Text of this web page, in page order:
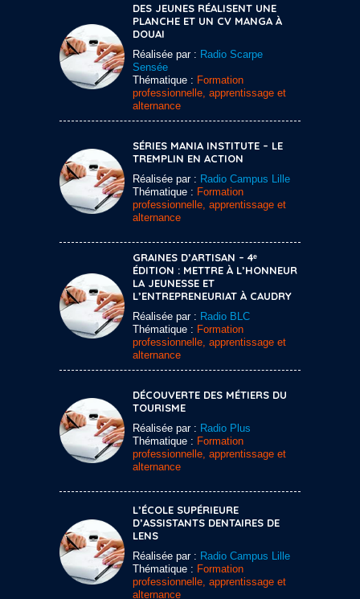
DES JEUNES RÉALISENT UNE
PLANCHE ET UN CV MANGA À
DOUAI
Réalisée par : Radio Scarpe
Sensée
Thématique : Formation
professionnelle, apprentissage et
alternance
SÉRIES MANIA INSTITUTE – LE
TREMPLIN EN ACTION
Réalisée par : Radio Campus Lille
Thématique : Formation
professionnelle, apprentissage et
alternance
GRAINES D’ARTISAN – 4ᵉ
ÉDITION : METTRE À L’HONNEUR
LA JEUNESSE ET
L’ENTREPRENEURIAT À CAUDRY
Réalisée par : Radio BLC
Thématique : Formation
professionnelle, apprentissage et
alternance
DÉCOUVERTE DES MÉTIERS DU
TOURISME
Réalisée par : Radio Plus
Thématique : Formation
professionnelle, apprentissage et
alternance
L’ÉCOLE SUPÉRIEURE
D’ASSISTANTS DENTAIRES DE
LENS
Réalisée par : Radio Campus Lille
Thématique : Formation
professionnelle, apprentissage et
alternance